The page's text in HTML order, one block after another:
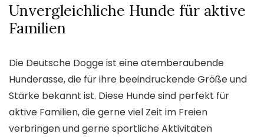
Unvergleichliche Hunde für aktive
Familien
Die Deutsche Dogge ist eine atemberaubende
Hunderasse, die für ihre beeindruckende Größe und
Stärke bekannt ist. Diese Hunde sind perfekt für
aktive Familien, die gerne viel Zeit im Freien
verbringen und gerne sportliche Aktivitäten